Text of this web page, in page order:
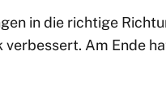
in die richtige
Am Ende